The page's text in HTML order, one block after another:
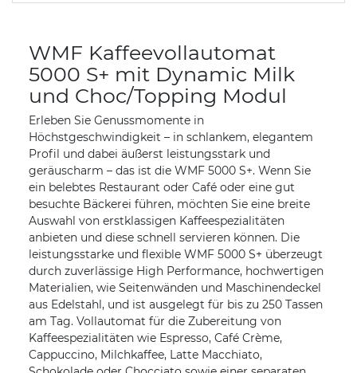
WMF Kaffeevollautomat
5000 S+ mit Dynamic Milk
und Choc/Topping Modul
Erleben Sie Genussmomente in
Höchstgeschwindigkeit – in schlankem, elegantem
Profil und dabei äußerst leistungsstark und
geräuscharm – das ist die WMF 5000 S+. Wenn Sie
ein belebtes Restaurant oder Café oder eine gut
besuchte Bäckerei führen, möchten Sie eine breite
Auswahl von erstklassigen Kaffeespezialitäten
anbieten und diese schnell servieren können. Die
leistungsstarke und flexible WMF 5000 S+ überzeugt
durch zuverlässige High Performance, hochwertigen
Materialien, wie Seitenwänden und Maschinendeckel
aus Edelstahl, und ist ausgelegt für bis zu 250 Tassen
am Tag. Vollautomat für die Zubereitung von
Kaffeespezialitäten wie Espresso, Café Crème,
Cappuccino, Milchkaffee, Latte Macchiato,